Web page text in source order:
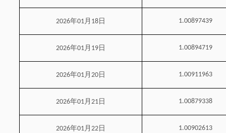
2026年01月 18 日 1.00897439
2026年01月 19 日 1.00894719
2026年01月 20 日 1.00911963
2026年01月 21 日 1.00879338
2026年01月 22 日 1.00902613